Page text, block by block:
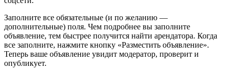
Заполните все обязательные (и по желанию —
дополнительные) поля. Чем подробнее вы заполните
объявление, тем быстрее получится найти арендатора. Когда
все заполните, нажмите кнопку «Разместить объявление».
Теперь ваше объявление увидит модератор, проверит и
опубликует.